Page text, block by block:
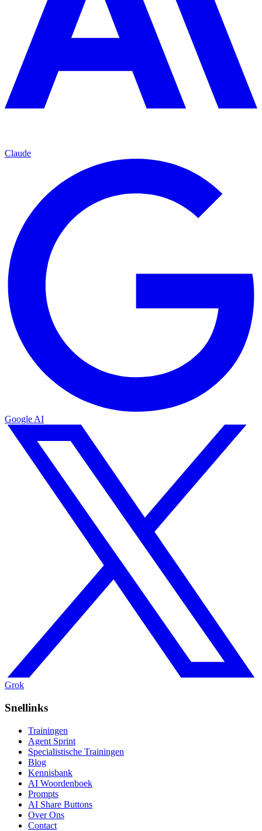
Claude
Google AI
Grok
Snellinks
Trainingen
Agent Sprint
Specialistische Trainingen
Blog
Kennisbank
AI Woordenboek
Prompts
AI Share Buttons
Over Ons
Contact